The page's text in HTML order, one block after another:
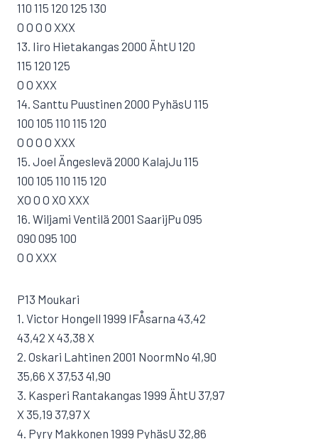
110 115 120 125 130
O O O O XXX
13. Iiro Hietakangas 2000 ÄhtU 120
115 120 125
O O XXX
14. Santtu Puustinen 2000 PyhäsU 115
100 105 110 115 120
O O O O XXX
15. Joel Ängeslevä 2000 KalajJu 115
100 105 110 115 120
XO O O XO XXX
16. Wiljami Ventilä 2001 SaarijPu 095
090 095 100
O O XXX
P13 Moukari
1. Victor Hongell 1999 IFÅsarna 43,42
43,42 X 43,38 X
2. Oskari Lahtinen 2001 NoormNo 41,90
35,66 X 37,53 41,90
3. Kasperi Rantakangas 1999 ÄhtU 37,97
X 35,19 37,97 X
4. Pyry Makkonen 1999 PyhäsU 32,86